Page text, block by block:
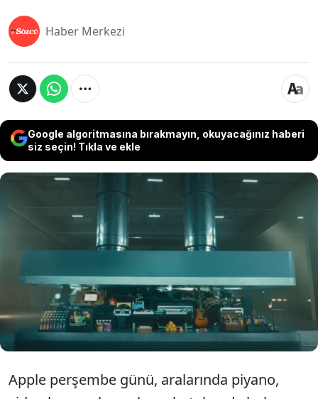
Haber Merkezi
Google algoritmasına bırakmayın, okuyacağınız haberi
siz seçin! Tıkla ve ekle
Apple, en son iPad Pro
reklamının hedefi kaçırdığını
belirterek özür diledi.
Apple perşembe günü, aralarında piyano,